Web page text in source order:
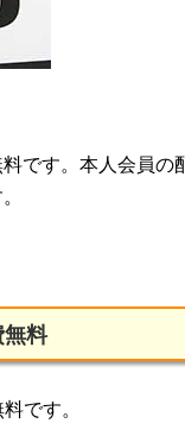
です。本人会員の
料
です。